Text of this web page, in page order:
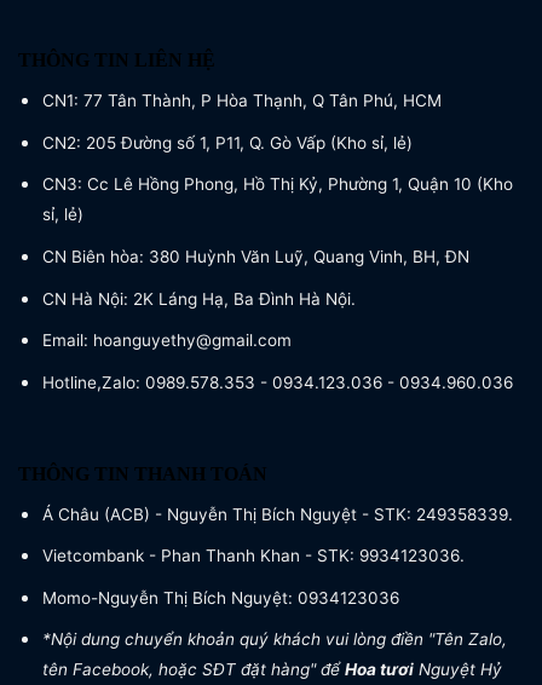
THÔNG TIN LIÊN HỆ
CN1: 77 Tân Thành, P Hòa Thạnh, Q Tân Phú, HCM
CN2: 205 Đường số 1, P11, Q. Gò Vấp (Kho sỉ, lẻ)
CN3: Cc Lê Hồng Phong, Hồ Thị Kỷ, Phường 1, Quận 10 (Kho
sỉ, lẻ)
CN Biên hòa: 380 Huỳnh Văn Luỹ, Quang Vinh, BH, ĐN
CN Hà Nội: 2K Láng Hạ, Ba Đình Hà Nội.
Email: hoanguyethy@gmail.com
Hotline,Zalo: 0989.578.353 - 0934.123.036 - 0934.960.036
THÔNG TIN THANH TOÁN
Á Châu (ACB) - Nguyễn Thị Bích Nguyệt - STK: 249358339.
Vietcombank - Phan Thanh Khan - STK: 9934123036.
Momo-Nguyễn Thị Bích Nguyệt: 0934123036
*Nội dung chuyển khoản quý khách vui lòng điền "Tên Zalo,
tên Facebook, hoặc SĐT đặt hàng" đểHoa tươi Nguyệt Hỷ